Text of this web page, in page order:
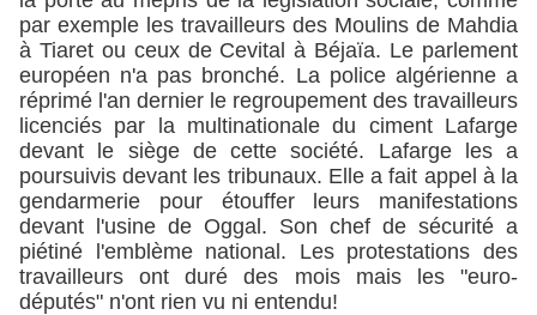
par exemple les travailleurs des Moulins de Mahdia
à Tiaret ou ceux de Cevital à Béjaïa. Le parlement
européen n'a pas bronché. La police algérienne a
réprimé l'an dernier le regroupement des travailleurs
licenciés par la multinationale du ciment Lafarge
devant le siège de cette société. Lafarge les a
poursuivis devant les tribunaux. Elle a fait appel à la
gendarmerie pour étouffer leurs manifestations
devant l'usine de Oggal. Son chef de sécurité a
piétiné l'emblème national. Les protestations des
travailleurs ont duré des mois mais les "euro-
députés" n'ont rien vu ni entendu!